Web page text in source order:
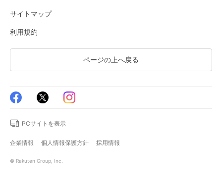
サイトマップ
利用規約
ページの上へ戻る
PCサイトを表示
企業情報 個人情報保護方針 採用情報
© Rakuten Group, Inc.